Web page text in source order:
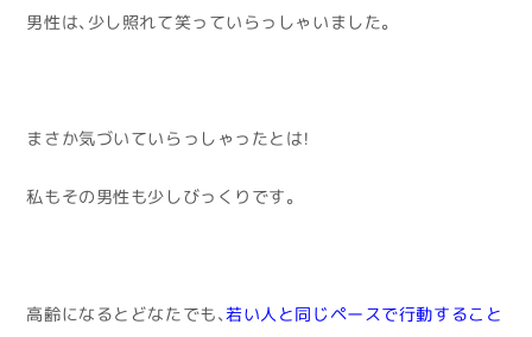
男性は、少し照れて笑っていらっしゃいました。
まさか気づいていらっしゃったとは！
私もその男性も少しびっくりです。
高齢になるとどなたでも、 若い人と同じペースで行動すること